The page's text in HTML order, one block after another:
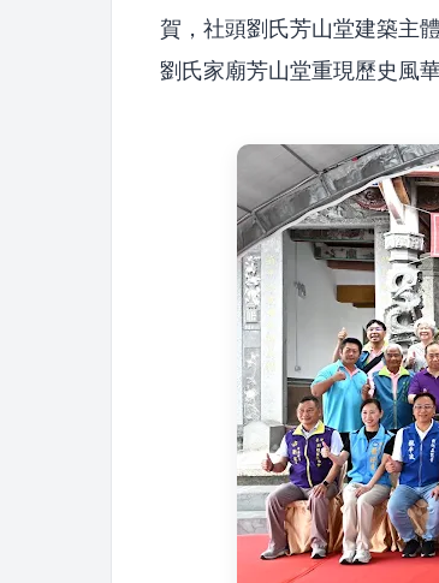
賀，社頭劉氏芳山堂建築主
劉氏家廟芳山堂重現歷史風華